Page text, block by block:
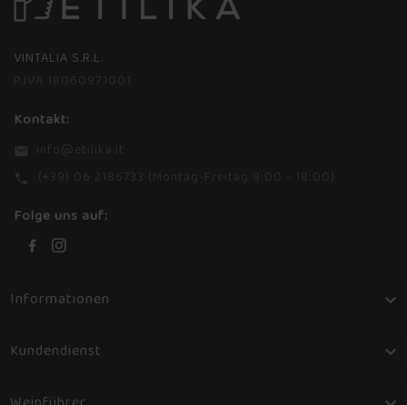
VINTALIA S.R.L.
Kontakt:
Folge uns auf:
Informationen 
Kundendienst 